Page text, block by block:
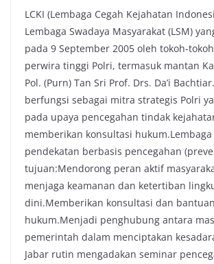
LCKI (Lembaga Cegah Kejahatan
Lembaga Swadaya Masyarakat (LSM)
pada 9 September 2005 oleh tokoh-
perwira tinggi Polri, termasuk mantan
Pol. (Purn) Tan Sri Prof. Drs. Da’i
berfungsi sebagai mitra strategis Polri
pada upaya pencegahan tindak
memberikan konsultasi
pendekatan berbasis pencegahan
tujuan:Mendorong peran aktif
menjaga keamanan dan ketertiban
dini.Memberikan konsultasi dan bantuan
hukum.Menjadi penghubung antara
pemerintah dalam menciptakan
Jabar rutin mengadakan seminar